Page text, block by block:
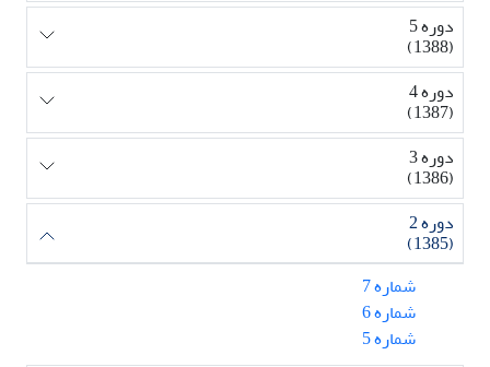
دوره 5
(1388)
دوره 4
(1387)
دوره 3
(1386)
دوره 2
(1385)
شماره 7
شماره 6
شماره 5